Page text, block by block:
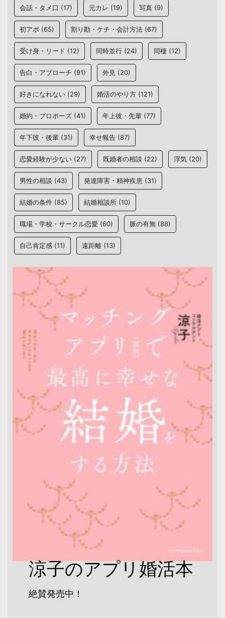
会話・タメ口 (17) 元カレ (19) 写真 (9)
初アポ (65) 割り勘・ケチ・会計方法 (67)
受け身・リード (12) 同時並行 (24) 同棲 (12)
告白・アプローチ (91) 外見 (20)
好きになれない (29) 婚活のやり方 (121)
婚約・プロポーズ (41) 年上彼・先輩 (77)
年下彼・後輩 (31) 幸せ報告 (87)
恋愛経験が少ない (27) 既婚者の相談 (22) 浮気 (20)
男性の相談 (43) 発達障害・精神疾患 (31)
結婚の条件 (85) 結婚相談所 (10)
職場・学校・サークル恋愛 (60) 脈の有無 (88)
自己肯定感 (11) 遠距離 (13)
涼子のアプリ婚活本
絶賛発売中！